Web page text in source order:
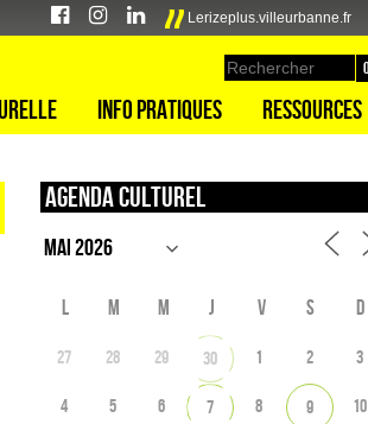
Lerizeplus.villeurbanne.fr
Info pratiques Ressources
Agenda culturel
L M M J V S D
27 28 29 30 1 2 3
4 5 6 7 8 9 10